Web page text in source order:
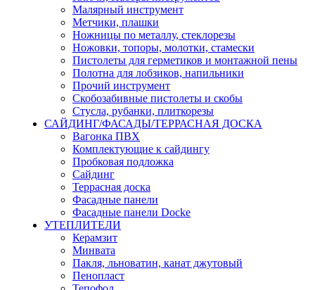
Малярный инструмент
Метчики, плашки
Ножницы по металлу, стеклорезы
Ножовки, топоры, молотки, стамески
Пистолеты для герметиков и монтажной пены
Полотна для лобзиков, напильники
Прочий инструмент
Скобозабивные пистолеты и скобы
Стусла, рубанки, плиткорезы
САЙДИНГ/ФАСАДЫ/ТЕРРАСНАЯ ДОСКА
Вагонка ПВХ
Комплектующие к сайдингу
Пробковая подложка
Сайдинг
Террасная доска
Фасадные панели
Фасадные панели Docke
УТЕПЛИТЕЛИ
Керамзит
Минвата
Пакля, льноватин, канат джутовый
Пенопласт